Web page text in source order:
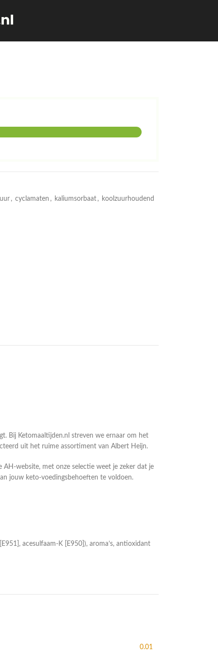
, cyclamaten , kaliumsorbaat , koolzuurhoudend
Bij Ketomaaltijden.nl streven we ernaar om het
uit het ruime assortiment van Albert Heijn.
website, met onze selectie weet je zeker dat je
jouw keto-voedingsbehoeften te voldoen.
acesulfaam-K [E950]), aroma’s, antioxidant
0.01